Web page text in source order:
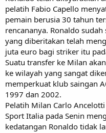
pelatih Fabio Capello
pemain berusia 30 tahun
rencananya. Ronaldo
yang diberitakan telah
juta euro bagi striker itu
Suatu transfer ke Milan
ke wilayah yang sangat
memperkuat klub saingan
1997 dan 2002.
Pelatih Milan Carlo
Sport Italia pada Senin
kedatangan Ronaldo tidak